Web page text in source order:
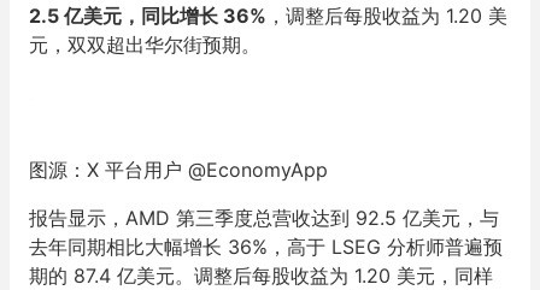
2.5 亿美元，同比增长 36% ，调整后每股收益为 1.20 美
元，双双超出华尔街预期。
图源：X 平台用户 @EconomyApp
报告显示，AMD 第三季度总营收达到 92.5 亿美元，与
去年同期相比大幅增长 36%，高于 LSEG 分析师普遍预
期的 87.4 亿美元。调整后每股收益为 1.20 美元，同样